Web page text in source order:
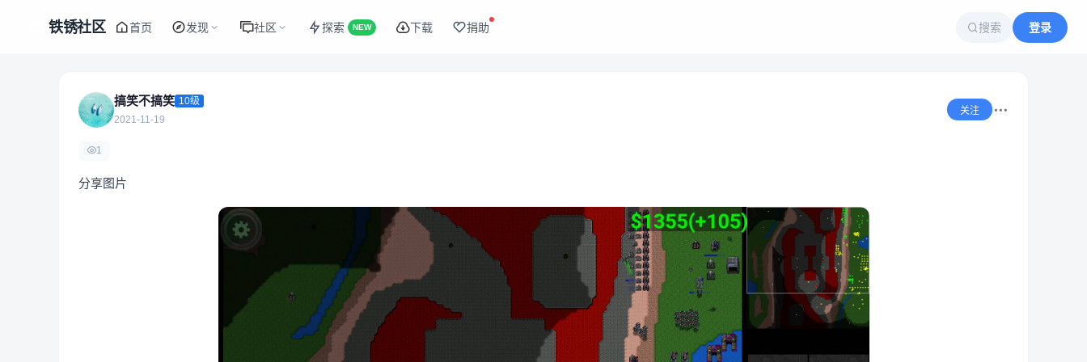
铁锈社区 首页 发现 社区 探索 NEW 下载 捐助 搜索 登录
搞笑不搞笑 10级
2021-11-19
关注
1
分享图片